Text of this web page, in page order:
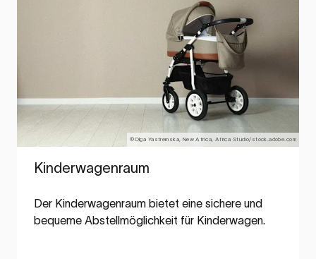
©Olga Yastremska, New Africa, Africa Studio/stock.adobe.com
Kinderwagenraum
Der Kinderwagenraum bietet eine sichere und
bequeme Abstellmöglichkeit für Kinderwagen.